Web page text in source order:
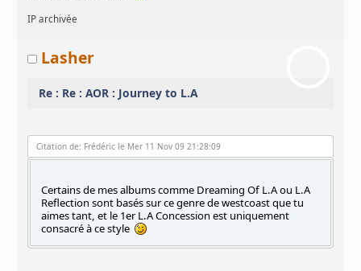
IP archivée
Lasher
Re : Re : AOR : Journey to L.A
Citation de: Frédéric le Mer 11 Nov 09 21:28:09
Certains de mes albums comme Dreaming Of L.A ou L.A
Reflection sont basés sur ce genre de westcoast que tu
aimes tant, et le 1er L.A Concession est uniquement
consacré à ce style